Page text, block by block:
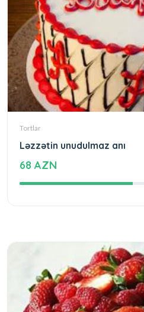
Tortlar
Ləzzətin unudulmaz anı
68 AZN